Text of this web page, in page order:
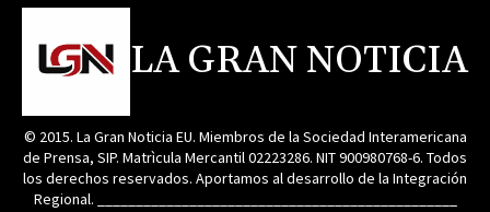
LA GRAN NOTICIA
© 2015. La Gran Noticia EU. Miembros de la Sociedad Interamericana
de Prensa, SIP. Matrìcula Mercantil 02223286. NIT 900980768-6. Todos
los derechos reservados. Aportamos al desarrollo de la Integración
Regional. _______________________________________________